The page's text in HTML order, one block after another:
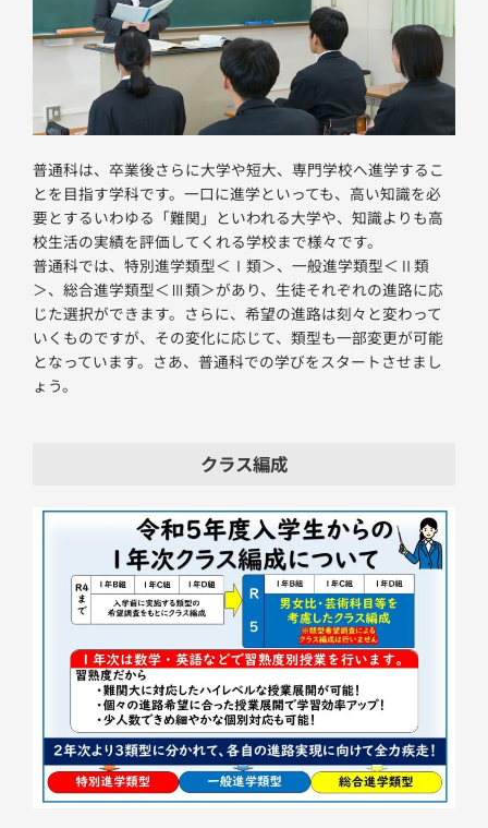
普通科は、卒業後さらに大学や短大、専門学校へ進学するこ
とを目指す学科です。一口に進学といっても、高い知識を必
要とするいわゆる「難関」といわれる大学や、知識よりも高
校生活の実績を評価してくれる学校まで様々です。
普通科では、特別進学類型＜Ⅰ類＞、一般進学類型＜Ⅱ類
＞、総合進学類型＜Ⅲ類＞があり、生徒それぞれの進路に応
じた選択ができます。さらに、希望の進路は刻々と変わって
いくものですが、その変化に応じて、類型も一部変更が可能
となっています。さあ、普通科での学びをスタートさせまし
ょう。
クラス編成